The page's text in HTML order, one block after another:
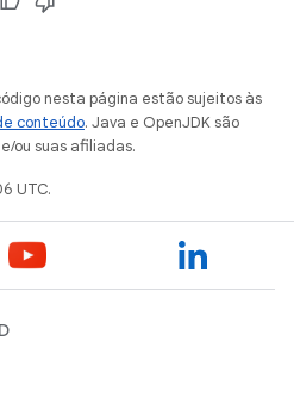
nesta página estão sujeitos às
conteúdo. Java e OpenJDK são
ou suas afiliadas.
UTC.